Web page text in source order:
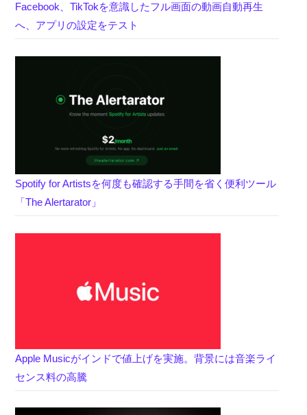
Facebook、TikTokを意識したフル画面の動画自動再生
へ、アプリの設定をテスト
Spotify for Artistsを何度も確認する手間を省く便利ツール
「The Alertarator」
Apple Musicがインドで値上げを実施。背景には音楽ライ
センス料の高騰